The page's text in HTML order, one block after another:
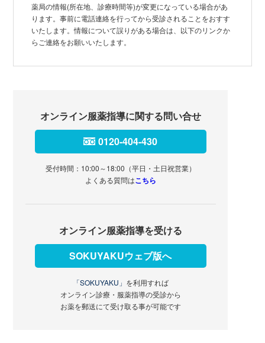
薬局の情報(所在地、診療時間等)が変更になっている場合があ
ります。事前に電話連絡を行ってから受診されることをおすす
いたします。情報について誤りがある場合は、以下のリンクか
らご連絡をお願いいたします。
オンライン服薬指導に関する問い合せ
0120-404-430
受付時間：10:00～18:00（平日・土日祝営業）
よくある質問はこちら
オンライン服薬指導を受ける
SOKUYAKUウェブ版へ
「SOKUYAKU」 を利用すれば
オンライン診療・服薬指導の受診から
お薬を郵送にて受け取る事が可能です